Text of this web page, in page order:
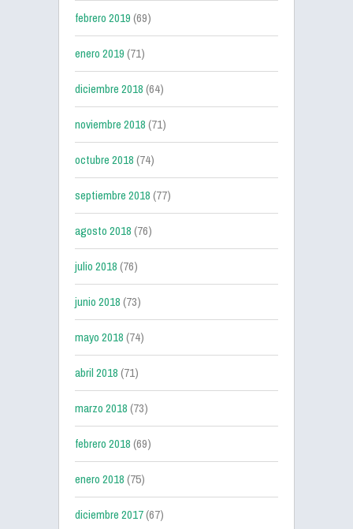
febrero 2019(69)
enero 2019(71)
diciembre 2018(64)
noviembre 2018(71)
octubre 2018(74)
septiembre 2018(77)
agosto 2018(76)
julio 2018(76)
junio 2018(73)
mayo 2018(74)
abril 2018(71)
marzo 2018(73)
febrero 2018(69)
enero 2018(75)
diciembre 2017(67)